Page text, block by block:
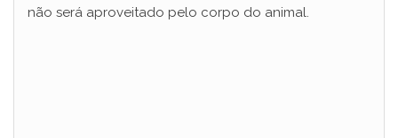
não será aproveitado pelo corpo do animal.